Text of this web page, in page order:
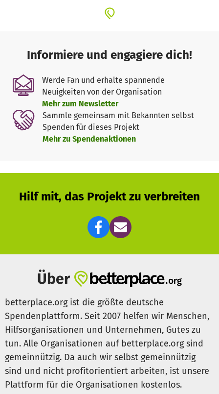
Informiere und engagiere dich!
Werde Fan und erhalte spannende
Neuigkeiten von der Organisation
Mehr zum Newsletter
Sammle gemeinsam mit Bekannten selbst
Spenden für dieses Projekt
Mehr zu Spendenaktionen
Hilf mit, das Projekt zu verbreiten
Über
betterplace.org ist die größte deutsche
Spendenplattform. Seit 2007 helfen wir Menschen,
Hilfsorganisationen und Unternehmen, Gutes zu
tun. Alle Organisationen auf betterplace.org sind
gemeinnützig. Da auch wir selbst gemeinnützig
sind und nicht profitorientiert arbeiten, ist unsere
Plattform für die Organisationen kostenlos.